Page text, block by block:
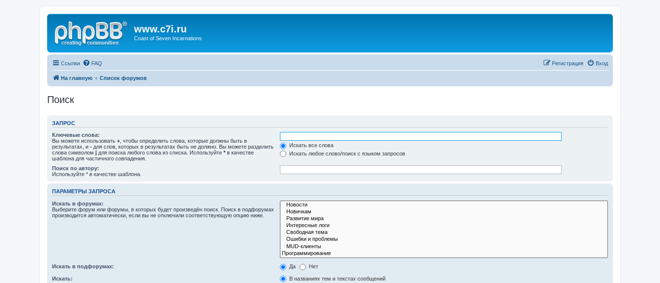
www.c7i.ru
Coast of Seven Incarnations
Ссылки FAQ Вход
Регистрация
На главную Список форумов
Поиск
ЗАПРОС
Ключевые слова:
Вы можете использовать + , чтобы определить слова, которые должны быть в
результатах, и - для слов, которых в результатах быть не должно. Вы можете разделить
слова символом | для поиска любого слова из списка. Используйте * в качестве
шаблона для частичного совпадения.
Искать все слова
Искать любое слово/поиск с языком запросов
Поиск по автору:
Используйте * в качестве шаблона.
ПАРАМЕТРЫ ЗАПРОСА
Искать в форумах:
Выберите форум или форумы, в которых будет произведён поиск. Поиск в подфорумах
производится автоматически, если вы не отключили соответствующую опцию ниже.
Искать в подфорумах: Да Нет
Искать:
В названиях тем и текстах сообщений